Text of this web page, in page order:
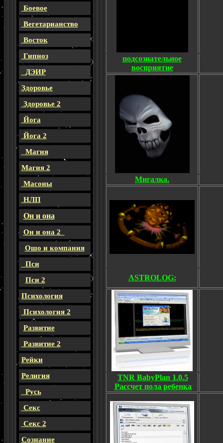
Боевое
Вегетарианство
Восток
Гипноз
ДЭИР
Здоровье
Здоровье 2
Йога
Йога 2
Магия
Магия 2
Масоны
НЛП
Он и она
Он и она 2
Ошо и компания
Пси
Пси 2
Психология
Психология 2
Развитие
Развитие 2
Рейки
Религия
Русь
Секс
Секс 2
Сознание
подсознательное
восприятие
Мигалка.
ASTROLOG:
TNR BabyPlan 1.0.5
Рассчет пола ребенка